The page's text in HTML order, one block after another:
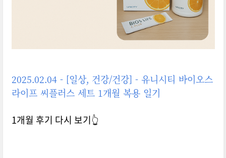
2025.02.04 - [일상, 건강/건강] - 유니시티 바이오스
라이프 씨플러스 세트 1개월 복용 일기
1개월 후기 다시 보기👆